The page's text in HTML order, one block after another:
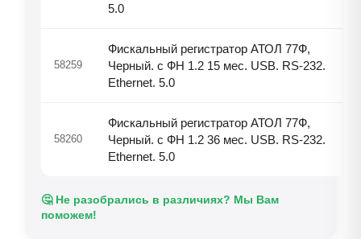
5.0
58259
Фискальный регистратор АТОЛ 77Ф,
Черный. с ФН 1.2 15 мес. USB. RS-232.
Ethernet. 5.0
58260
Фискальный регистратор АТОЛ 77Ф,
Черный. с ФН 1.2 36 мес. USB. RS-232.
Ethernet. 5.0
🤔 Не разобрались в различиях? Мы Вам
поможем!